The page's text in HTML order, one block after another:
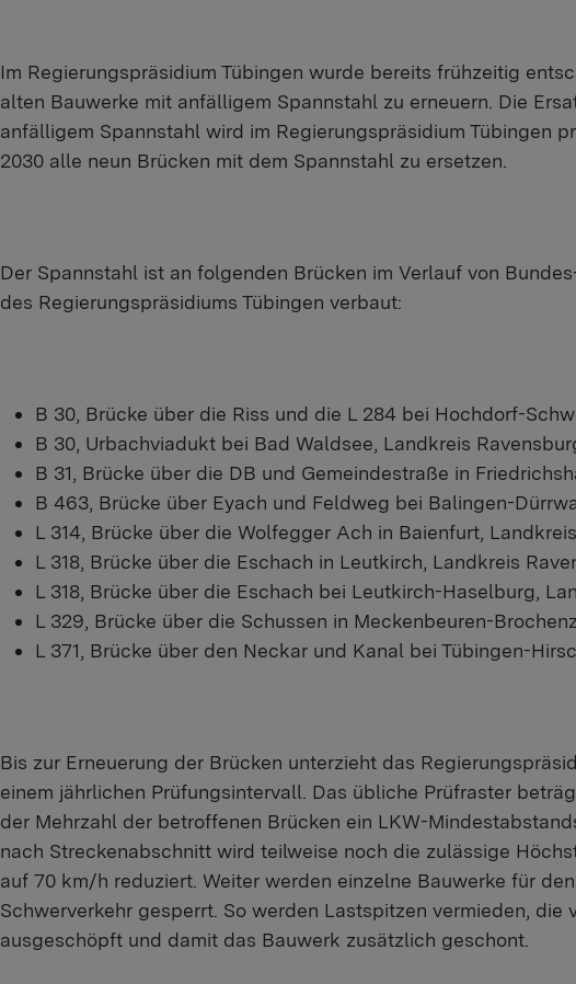
Im Regierungspräsidium Tübingen wurde bereits frühzeitig
alten Bauwerke mit anfälligem Spannstahl zu erneuern. Die
anfälligem Spannstahl wird im Regierungspräsidium Tübingen
2030 alle neun Brücken mit dem Spannstahl zu ersetzen.
Der Spannstahl ist an folgenden Brücken im Verlauf von
des Regierungspräsidiums Tübingen verbaut:
B 30, Brücke über die Riss und die L 284 bei Hochdorf-
B 30, Urbachviadukt bei Bad Waldsee, Landkreis
B 31, Brücke über die DB und Gemeindestraße in
B 463, Brücke über Eyach und Feldweg bei Balingen-
L 314, Brücke über die Wolfegger Ach in Baienfurt,
L 318, Brücke über die Eschach in Leutkirch, Landkreis
L 318, Brücke über die Eschach bei Leutkirch-Haselburg,
L 329, Brücke über die Schussen in Meckenbeuren-
L 371, Brücke über den Neckar und Kanal bei Tübingen-
Bis zur Erneuerung der Brücken unterzieht das
einem jährlichen Prüfungsintervall. Das übliche Prüfraster
der Mehrzahl der betroffenen Brücken ein LKW-
nach Streckenabschnitt wird teilweise noch die zulässige
auf 70 km/h reduziert. Weiter werden einzelne Bauwerke für
Schwerverkehr gesperrt. So werden Lastspitzen vermieden, die
ausgeschöpft und damit das Bauwerk zusätzlich geschont.